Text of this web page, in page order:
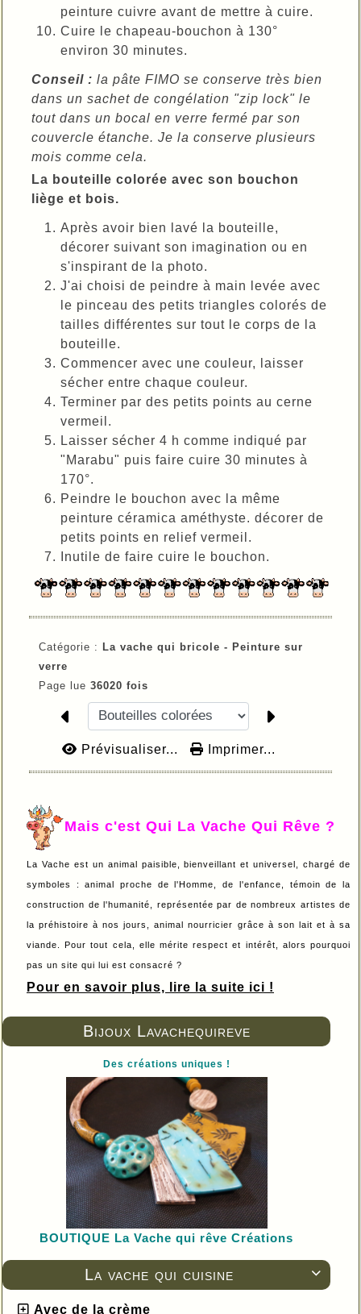
Bijoux Lavachequireve
Des créations uniques !
BOUTIQUE La Vache qui rêve Créations

La vache qui cuisine
Avec de la crème
peinture cuivre avant de mettre à cuire.
Cuire le chapeau-bouchon à 130°
environ 30 minutes.
Conseil : la pâte FIMO se conserve très bien
dans un sachet de congélation "zip lock" le
tout dans un bocal en verre fermé par son
couvercle étanche. Je la conserve plusieurs
mois comme cela.
La bouteille colorée avec son bouchon
liège et bois.
Après avoir bien lavé la bouteille,
décorer suivant son imagination ou en
s'inspirant de la photo.
J'ai choisi de peindre à main levée avec
le pinceau des petits triangles colorés de
tailles différentes sur tout le corps de la
bouteille.
Commencer avec une couleur, laisser
sécher entre chaque couleur.
Terminer par des petits points au cerne
vermeil.
Laisser sécher 4 h comme indiqué par
"Marabu" puis faire cuire 30 minutes à
170°.
Peindre le bouchon avec la même
peinture céramica améthyste. décorer de
petits points en relief vermeil.
Inutile de faire cuire le bouchon.
Catégorie : La vache qui bricole - Peinture sur
verre
Page lue 36020 fois
Prévisualiser... Imprimer...
Mais c'est Qui La Vache Qui Rêve ?
La Vache est un animal paisible, bienveillant et universel, chargé de
symboles : animal proche de l'Homme, de l'enfance, témoin de la
construction de l'humanité, représentée par de nombreux artistes de
la préhistoire à nos jours, animal nourricier grâce à son lait et à sa
viande. Pour tout cela, elle mérite respect et intérêt, alors pourquoi
pas un site qui lui est consacré ?
Pour en savoir plus, lire la suite ici !